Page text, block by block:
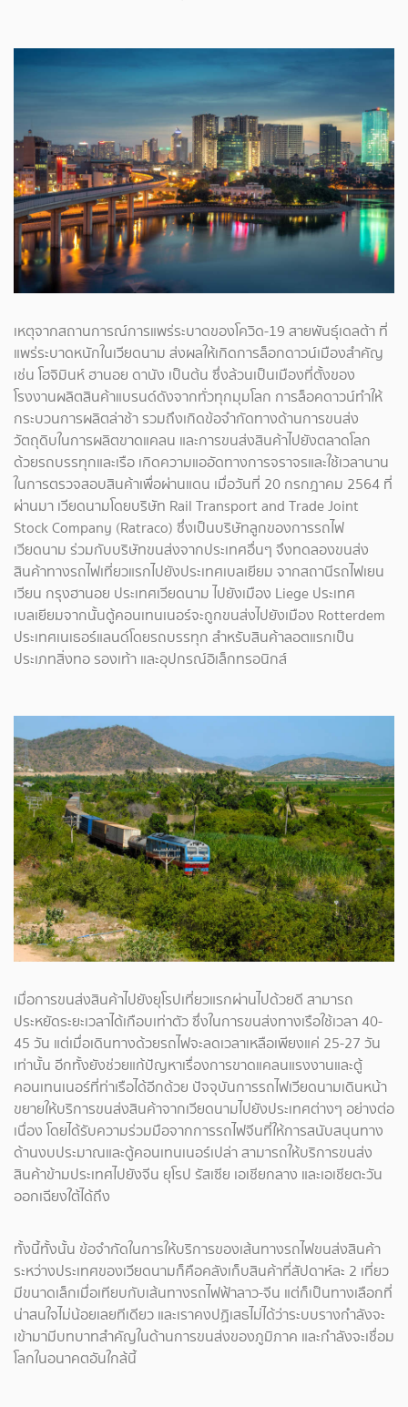
เหตุจากสถานการณ์การแพร่ระบาดของโควิด-19 สายพันธุ์เดลต้า ที่
แพร่ระบาดหนักในเวียดนาม ส่งผลให้เกิดการล็อกดาวน์เมืองสำคัญ
เช่น โฮจิมินห์ ฮานอย ดานัง เป็นต้น ซึ่งล้วนเป็นเมืองที่ตั้งของ
โรงงานผลิตสินค้าแบรนด์ดังจากทั่วทุกมุมโลก การล็อคดาวน์ทำให้
กระบวนการผลิตล่าช้า รวมถึงเกิดข้อจำกัดทางด้านการขนส่ง
วัตถุดิบในการผลิตขาดแคลน และการขนส่งสินค้าไปยังตลาดโลก
ด้วยรถบรรทุกและเรือ เกิดความแออัดทางการจราจรและใช้เวลานาน
ในการตรวจสอบสินค้าเพื่อผ่านแดน เมื่อวันที่ 20 กรกฎาคม 2564 ที่
ผ่านมา เวียดนามโดยบริษัท Rail Transport and Trade Joint
Stock Company (Ratraco) ซึ่งเป็นบริษัทลูกของการรถไฟ
เวียดนาม ร่วมกับบริษัทขนส่งจากประเทศอื่นๆ จึงทดลองขนส่ง
สินค้าทางรถไฟเที่ยวแรกไปยังประเทศเบลเยียม จากสถานีรถไฟเยน
เวียน กรุงฮานอย ประเทศเวียดนาม ไปยังเมือง Liege ประเทศ
เบลเยียมจากนั้นตู้คอนเทนเนอร์จะถูกขนส่งไปยังเมือง Rotterdem
ประเทศเนเธอร์แลนด์โดยรถบรรทุก สำหรับสินค้าลอตแรกเป็น
ประเภทสิ่งทอ รองเท้า และอุปกรณ์อิเล็กทรอนิกส์
เมื่อการขนส่งสินค้าไปยังยุโรปเที่ยวแรกผ่านไปด้วยดี สามารถ
ประหยัดระยะเวลาได้เกือบเท่าตัว ซึ่งในการขนส่งทางเรือใช้เวลา 40-
45 วัน แต่เมื่อเดินทางด้วยรถไฟจะลดเวลาเหลือเพียงแค่ 25-27 วัน
เท่านั้น อีกทั้งยังช่วยแก้ปัญหาเรื่องการขาดแคลนแรงงานและตู้
คอนเทนเนอร์ที่ท่าเรือได้อีกด้วย ปัจจุบันการรถไฟเวียดนามเดินหน้า
ขยายให้บริการขนส่งสินค้าจากเวียดนามไปยังประเทศต่างๆ อย่างต่อ
เนื่อง โดยได้รับความร่วมมือจากการรถไฟจีนที่ให้การสนับสนุนทาง
ด้านงบประมาณและตู้คอนเทนเนอร์เปล่า สามารถให้บริการขนส่ง
สินค้าข้ามประเทศไปยังจีน ยุโรป รัสเซีย เอเชียกลาง และเอเชียตะวัน
ออกเฉียงใต้ได้ถึง
ทั้งนี้ทั้งนั้น ข้อจำกัดในการให้บริการของเส้นทางรถไฟขนส่งสินค้า
ระหว่างประเทศของเวียดนามก็คือคลังเก็บสินค้าที่สัปดาห์ละ 2 เที่ยว
มีขนาดเล็กเมื่อเทียบกับเส้นทางรถไฟฟ้าลาว-จีน แต่ก็เป็นทางเลือกที่
น่าสนใจไม่น้อยเลยทีเดียว และเราคงปฏิเสธไม่ได้ว่าระบบรางกำลังจะ
เข้ามามีบทบาทสำคัญในด้านการขนส่งของภูมิภาค และกำลังจะเชื่อม
โลกในอนาคตอันใกล้นี้